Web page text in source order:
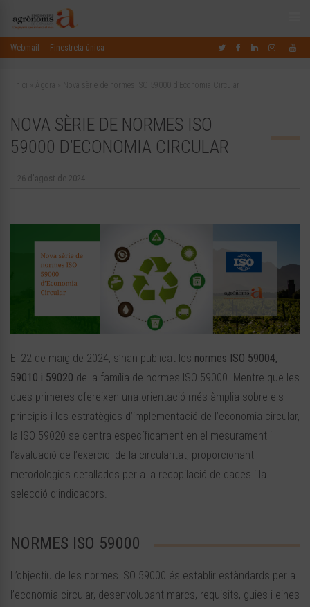
Webmail Finestreta única
Inici Àgora Nova sèrie de normes ISO 59000 d’Economia Circular
NOVA SÈRIE DE NORMES ISO
59000 D’ECONOMIA CIRCULAR
26 d'agost de 2024
El 22 de maig de 2024, s’han publicat les normes ISO 59004,
59010 i 59020 de la família de normes ISO 59000. Mentre que les
dues primeres ofereixen una orientació més àmplia sobre els
principis i les estratègies d’implementació de l’economia circular,
la ISO 59020 se centra específicament en el mesurament i
l’avaluació de l’exercici de la circularitat, proporcionant
metodologies detallades per a la recopilació de dades i la
selecció d’indicadors.
NORMES ISO 59000
L’objectiu de les normes ISO 59000 és establir estàndards per a
l’economia circular, desenvolupant marcs, requisits, guies i eines